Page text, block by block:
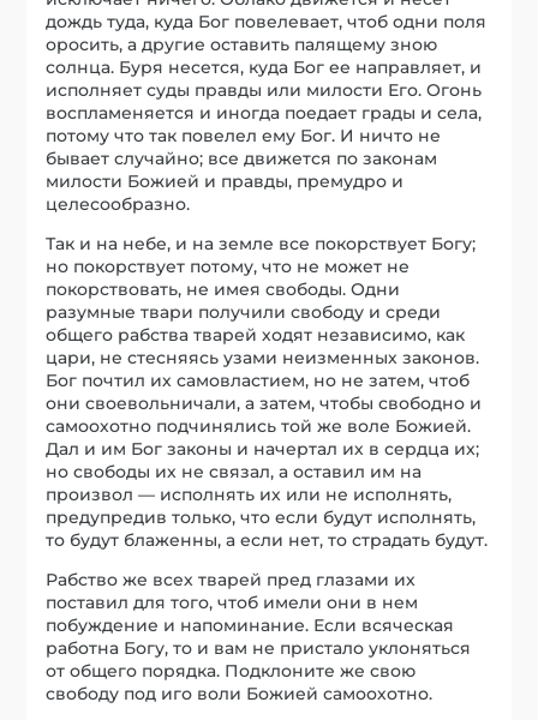
дождь туда, куда Бог повелевает, чтоб одни поля
оросить, а другие оставить палящему зною
солнца. Буря несется, куда Бог ее направляет, и
исполняет суды правды или милости Его. Огонь
воспламеняется и иногда поедает грады и села,
потому что так повелел ему Бог. И ничто не
бывает случайно; все движется по законам
милости Божией и правды, премудро и
целесообразно.
Так и на небе, и на земле все покорствует Богу;
но покорствует потому, что не может не
покорствовать, не имея свободы. Одни
разумные твари получили свободу и среди
общего рабства тварей ходят независимо, как
цари, не стесняясь узами неизменных законов.
Бог почтил их самовластием, но не затем, чтоб
они своевольничали, а затем, чтобы свободно и
самоохотно подчинялись той же воле Божией.
Дал и им Бог законы и начертал их в сердца их;
но свободы их не связал, а оставил им на
произвол — исполнять их или не исполнять,
предупредив только, что если будут исполнять,
то будут блаженны, а если нет, то страдать будут.
Рабство же всех тварей пред глазами их
поставил для того, чтоб имели они в нем
побуждение и напоминание. Если всяческая
работна Богу, то и вам не пристало уклоняться
от общего порядка. Подклоните же свою
свободу под иго воли Божией самоохотно.